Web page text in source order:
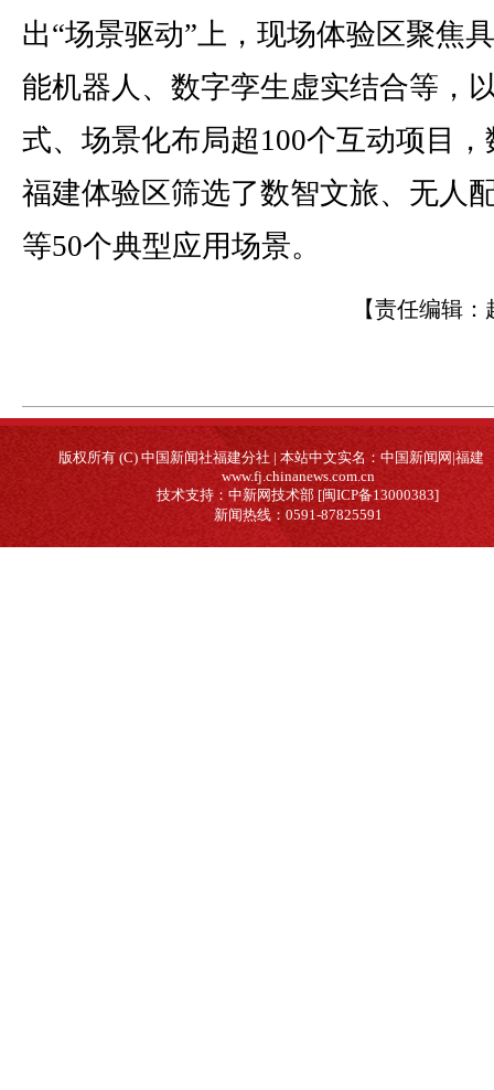
出“场景驱动”上，现场体验区聚焦
能机器人、数字孪生虚实结合等，
式、场景化布局超100个互动项目，
福建体验区筛选了数智文旅、无人
等50个典型应用场景。
【责任编辑：
版权所有 (C) 中国新闻社福建分社 | 本站中文实名：中国新闻网|福建
www.fj.chinanews.com.cn
技术支持：中新网技术部 [闽ICP备13000383]
新闻热线：0591-87825591